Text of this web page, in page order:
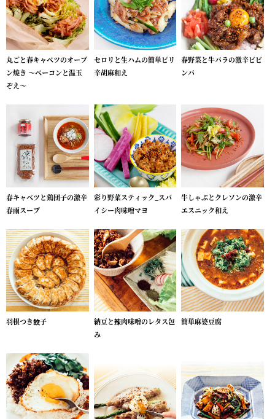
丸ごと春キャベツのオーブ
ン焼き ～ベーコンと温玉
ぞえ～
セロリと生ハムの簡単ピリ
辛胡麻和え
春野菜と牛バラの激辛ビビ
ンバ
春キャベツと鶏団子の激辛
春雨スープ
彩り野菜スティック_スパ
イシー肉味噌マヨ
牛しゃぶとクレソンの激辛
エスニック和え
羽根つき餃子
納豆と辣肉味噌のレタス包
み
簡単麻婆豆腐